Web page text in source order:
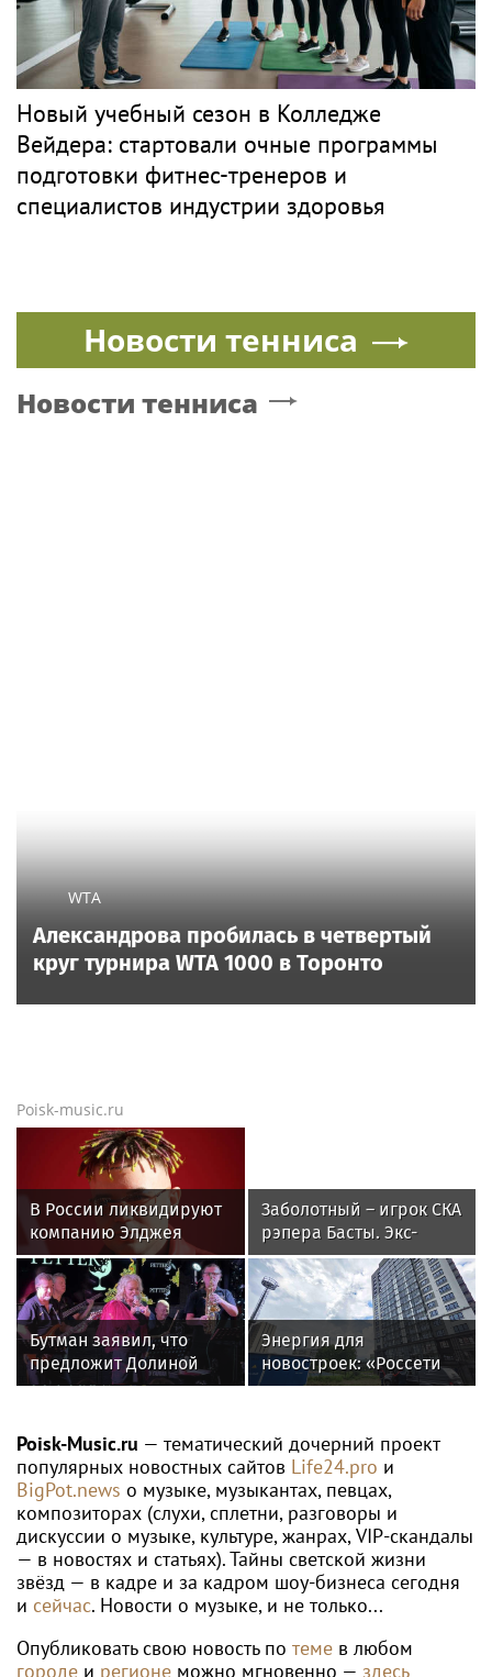
АХМЕТЖАНОВА Музыка
Кажетта Ахметжанова: как пригласить
подготовки фитнес-тренеров и
специалистов индустрии здоровья
Новости тенниса
WTA
Александрова пробилась в четвертый
круг турнира WTA 1000 в Торонто